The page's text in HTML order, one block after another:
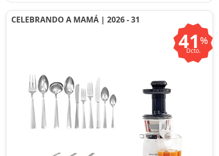
CELEBRANDO A MAMÁ | 2026 - 31
41 %
Dcto.